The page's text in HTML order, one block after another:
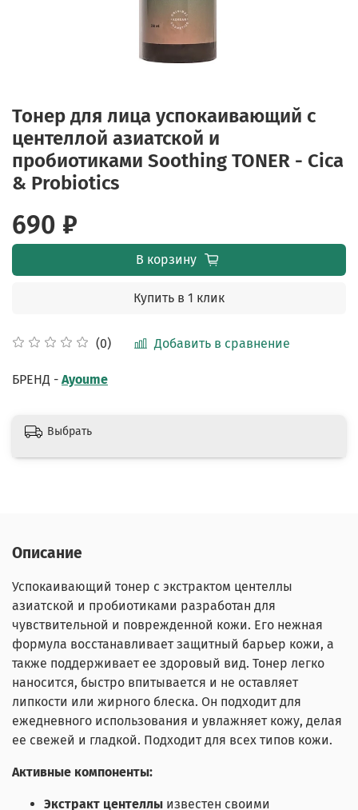
Тонер для лица успокаивающий с
центеллой азиатской и
пробиотиками Soothing TONER - Cica
& Probiotics
(0) Добавить в сравнение
690 ₽
В корзину
Купить в 1 клик
БРЕНД - Ayoume
Выбрать
Описание
Успокаивающий тонер с экстрактом центеллы
азиатской и пробиотиками разработан для
чувствительной и поврежденной кожи. Его нежная
формула восстанавливает защитный барьер кожи, а
также поддерживает ее здоровый вид. Тонер легко
наносится, быстро впитывается и не оставляет
липкости или жирного блеска. Он подходит для
ежедневного использования и увлажняет кожу, делая
ее свежей и гладкой. Подходит для всех типов кожи.
Активные компоненты:
Экстракт центеллы известен своими